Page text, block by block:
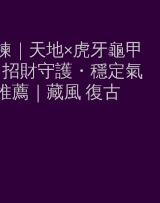
｜天地×虎牙龜甲
財守護・穩定氣
薦｜藏風 復古